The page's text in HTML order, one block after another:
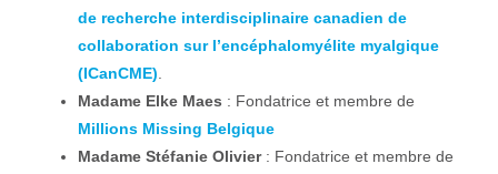
de recherche interdisciplinaire canadien de
collaboration sur l’encéphalomyélite myalgique
(ICanCME)
Madame Elke Maes : Fondatrice et membre de
Millions Missing Belgique
Madame Stéfanie Olivier: Fondatrice et membre de